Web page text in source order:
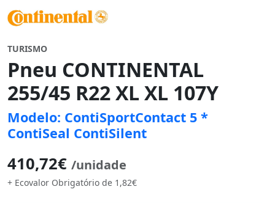
TURISMO
Pneu CONTINENTAL
255/45 R22 XL XL 107Y
Modelo: ContiSportContact 5 *
ContiSeal ContiSilent
410,72€ /unidade
+ Ecovalor Obrigatório de 1,82€